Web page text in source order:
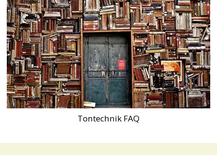
Tontechnik FAQ